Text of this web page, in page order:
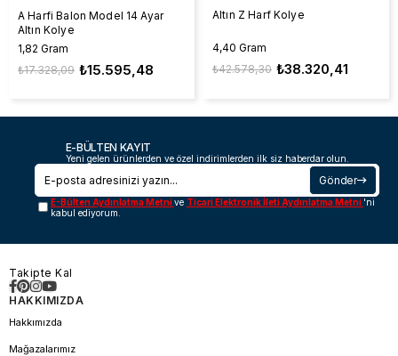
A Harfi Balon Model 14 Ayar
Altın Kolye
1,82 Gram
₺15.595,48
₺17.328,09
Altın Z Harf Kolye
4,40 Gram
₺38.320,41
₺42.578,30
E-BÜLTEN KAYIT
Yeni gelen ürünlerden ve özel indirimlerden ilk siz haberdar olun.
Gönder
E-Bülten Aydınlatma Metnive Ticari Elektronik İleti Aydınlatma Metni 'ni
kabul ediyorum.
Takipte Kal
HAKKIMIZDA
Hakkımızda
Mağazalarımız